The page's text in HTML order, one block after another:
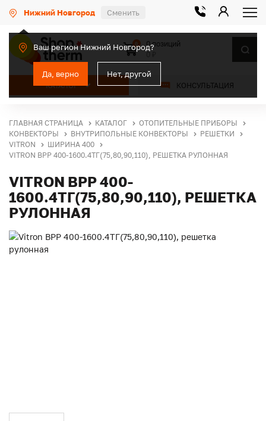
Нижний Новгород Сменить
Ваш регион Нижний Новгород?
Да, верно Нет, другой
КАТАЛОГ КОНСУЛЬТАЦИЯ
0
0 позиций
ГЛАВНАЯ СТРАНИЦА КАТАЛОГ
ОТОПИТЕЛЬНЫЕ ПРИБОРЫ
КОНВЕКТОРЫ
ВНУТРИПОЛЬНЫЕ КОНВЕКТОРЫ
РЕШЕТКИ
VITRON
ШИРИНА 400
VITRON ВРР 400-1600.4ТГ(75,80,90,110), РЕШЕТКА РУЛОННАЯ
VITRON ВРР 400-
1600.4ТГ(75,80,90,110), РЕШЕТКА
РУЛОННАЯ